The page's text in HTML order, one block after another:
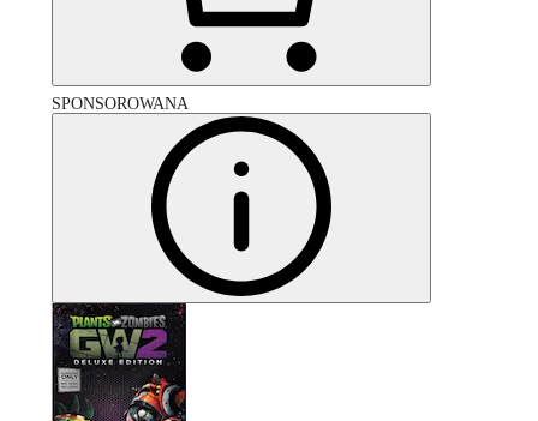
SPONSOROWANA